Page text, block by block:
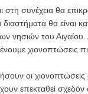
συνέχεια θα
διαστήματα θα είναι
νησιών του
οι
επεκταθεί